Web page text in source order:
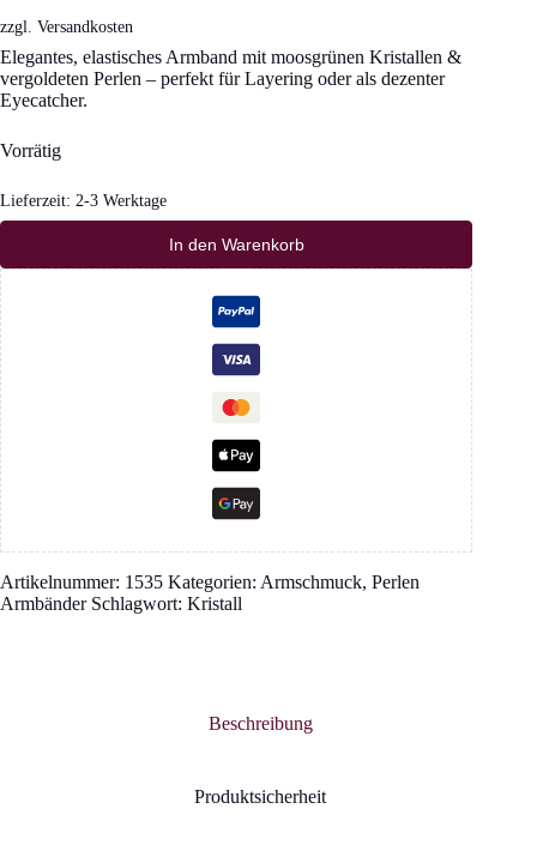
zzgl. Versandkosten
Elegantes, elastisches Armband mit moosgrünen Kristallen &
vergoldeten Perlen – perfekt für Layering oder als dezenter
Eyecatcher.
Vorrätig
Lieferzeit: 2-3 Werktage
In den Warenkorb
Artikelnummer: 1535 Kategorien: Armschmuck, Perlen
Armbänder Schlagwort: Kristall
Beschreibung
Produktsicherheit